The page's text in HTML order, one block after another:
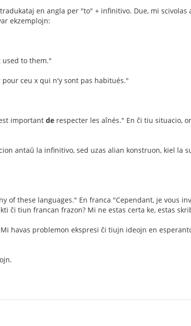
en angla per "to" + infinitivo. Due, mi scivolas
ekzemplojn:
to them."
pour ceu x qui n'y sont pas habitués."
important de respecter les aînés." En ĉi tiu situacio,
antaŭ la infinitivo, sed uzas alian konstruon, kiel la
of these languages." En franca "Cependant, je vous
ĉi tiun francan frazon? Mi ne estas certa ke, estas
havas problemon ekspresi ĉi tiujn ideojn en